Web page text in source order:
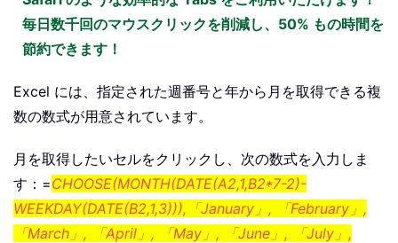
毎日数千回のマウスクリックを削減し、50% もの時間を
節約できます！
Excel には、指定された週番号と年から月を取得できる複
数の数式が用意されています。
月を取得したいセルをクリックし、次の数式を入力しま
す：=CHOOSE(MONTH(DATE(A2,1,B2*7-2)-
WEEKDAY(DATE(B2,1,3))),「January」, 「February」,
「March」, 「April」, 「May」, 「June」, 「July」,